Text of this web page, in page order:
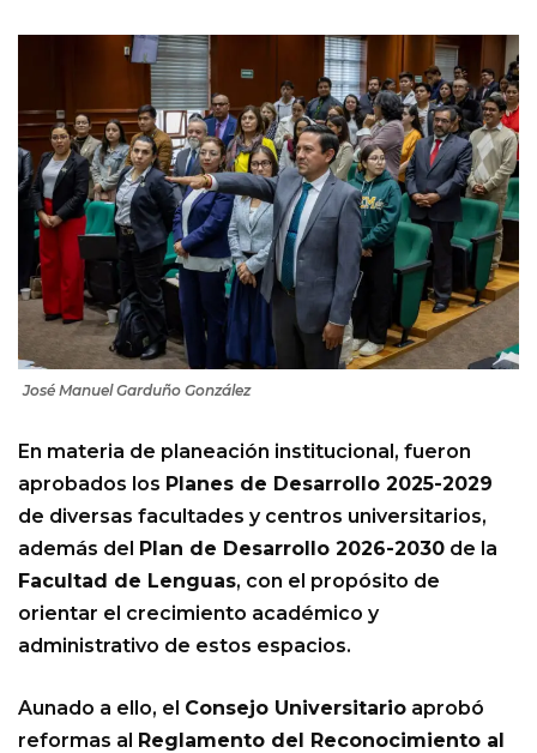
José Manuel Garduño González
En materia de planeación institucional, fueron
aprobados los Planes de Desarrollo 2025-2029
de diversas facultades y centros universitarios,
además del Plan de Desarrollo 2026-2030 de la
Facultad de Lenguas, con el propósito de
orientar el crecimiento académico y
administrativo de estos espacios.
Aunado a ello, el Consejo Universitario aprobó
reformas al Reglamento del Reconocimiento al